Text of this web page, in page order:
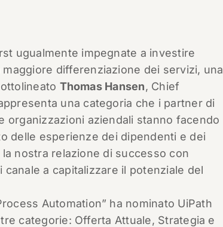
ugualmente impegnate a investire
differenziazione dei servizi, una
Thomas Hansen, Chief
una categoria che i partner di
organizzazioni aziendali stanno facendo
delle esperienze dei dipendenti e dei
nostra relazione di successo con
a capitalizzare il potenziale del
Automation” ha nominato UiPath
categorie: Offerta Attuale, Strategia e